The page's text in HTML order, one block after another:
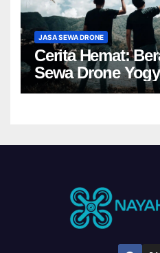
JASA SEWA DRONE
Cerita Hemat:
Sewa Drone